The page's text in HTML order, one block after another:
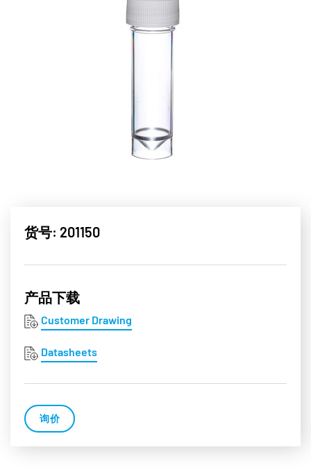
货号: 201150
产品下载
Customer Drawing
Datasheets
询价